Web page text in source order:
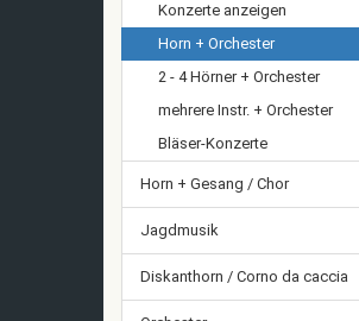
Konzerte anzeigen
Horn + Orchester
2 - 4 Hörner + Orchester
mehrere Instr. + Orchester
Bläser-Konzerte
Horn + Gesang / Chor
Jagdmusik
Diskanthorn / Corno da caccia